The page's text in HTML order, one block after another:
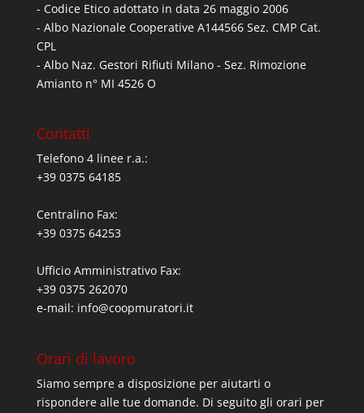
- Codice Etico adottato in data 26 maggio 2006
- Albo Nazionale Cooperative A144566 Sez. CMP Cat.
CPL
- Albo Naz. Gestori Rifiuti Milano - Sez. Rimozione
Amianto n° MI 4526 O
Contatti
Telefono 4 linee r.a.:
+39 0375 64185
Centralino Fax:
+39 0375 64253
Ufficio Amministrativo Fax:
+39 0375 262070
e-mail: info@coopmuratori.it
Orari di lavoro
Siamo sempre a disposizione per aiutarti o
rispondere alle tue domande. Di seguito gli orari per